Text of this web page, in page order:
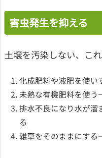
害虫発生を抑える
土壌を汚染しない、これ
化成肥料や液肥を使
未熟な有機肥料を使
排水不良になり水が
る
雑草をそのままにす